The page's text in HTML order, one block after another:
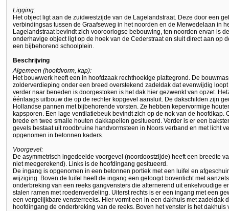
Ligging:
Het object ligt aan de zuidwestzijde van de Lagelandstraat. Deze door een
verbindingsas tussen de Graafseweg in het noorden en de Merwedelaan in
Lagelandstraat bevindt zich vooroorlogse bebouwing, ten noorden ervan is
onderhavige object ligt op de hoek van de Cederstraat en sluit direct aan op
een bijbehorend schoolplein.
Beschrijving
Algemeen (hoofdvorm, kap):
Het bouwwerk heeft een in hoofdzaak rechthoekige plattegrond. De
zolderverdieping onder een breed overstekend zadeldak dat evenwijdig
verder naar beneden is doorgestoken is het dak hier gezwenkt van opzet.
éénlaags uitbouw die op de rechter kopgevel aansluit. De dakschilden zijn
Hollandse pannen met bijbehorende vorsten. Ze hebben kepervormige
kapsporen. Een lage ventilatiebeuk bevindt zich op de nok van de hoofdkap.
brede en twee smalle houten dakkapellen gesitueerd. Verder is er een
gevels bestaat uit roodbruine handvormsteen in Noors verband en met licht
opgenomen in betonnen kaders.
Voorgevel:
De asymmetrisch ingedeelde voorgevel (noordoostzijde) heeft een breedte
niet meegerekend). Links is de hoofdingang gesitueerd.
De ingang is opgenomen in een betonnen portiek met een luifel en
wijziging. Boven de luifel heeft de ingang een getoogd bovenlicht met
onderbreking van een reeks gangvensters die alternerend uit enkelvoudige
stalen ramen met roedenverdeling. Uiterst rechts is er een ingang met een
een vergelijkbare vensterreeks. Hier vormt een in een dakhuis met zadeldak
hoofdingang de onderbreking van de reeks. Boven het venster is het